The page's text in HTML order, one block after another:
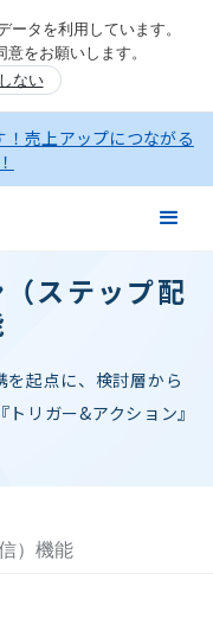
ータを利用しています。
をお願いします。
ない
！売上アップにつながる
ステップ配
起点に、検討層から
リガー&アクション』
）機能